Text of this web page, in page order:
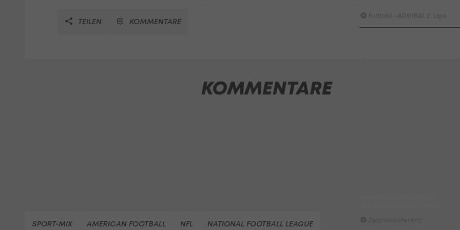
TEILEN KOMMENTARE
KOMMENTARE
SPORT-MIX AMERICAN FOOTBALL NFL NATIONAL FOOTBALL LEAGUE